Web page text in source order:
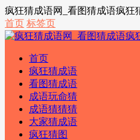
疯狂猜成语网_看图猜成语疯狂
首页 标签页
首页
疯狂猜成语
看图猜成语
成语玩命猜
成语猜猜猜
大家猜成语
疯狂猜图